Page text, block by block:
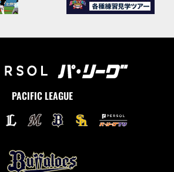
PACIFIC LEAGUE